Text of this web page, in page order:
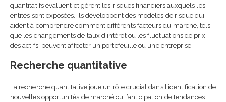
quantitatifs évaluent et gèrent les risques financiers auxquels les
entités sont exposées. Ils développent des modèles de risque qui
aident à comprendre comment différents facteurs du marché, tels
que les changements de taux d’intérêt ou les fluctuations de prix
des actifs, peuvent affecter un portefeuille ou une entreprise.
Recherche quantitative
La recherche quantitative joue un rôle crucial dans l’identification de
nouvelles opportunités de marché ou l’anticipation de tendances